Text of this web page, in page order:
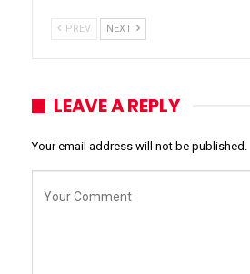
PREV NEXT
LEAVE A REPLY
Your email address will not be published.